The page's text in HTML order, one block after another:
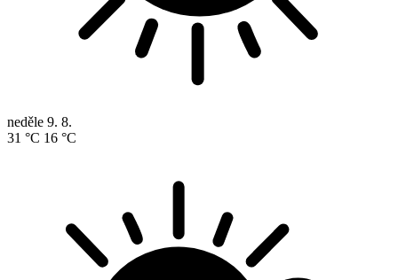
neděle 9. 8.
31 °C 16 °C